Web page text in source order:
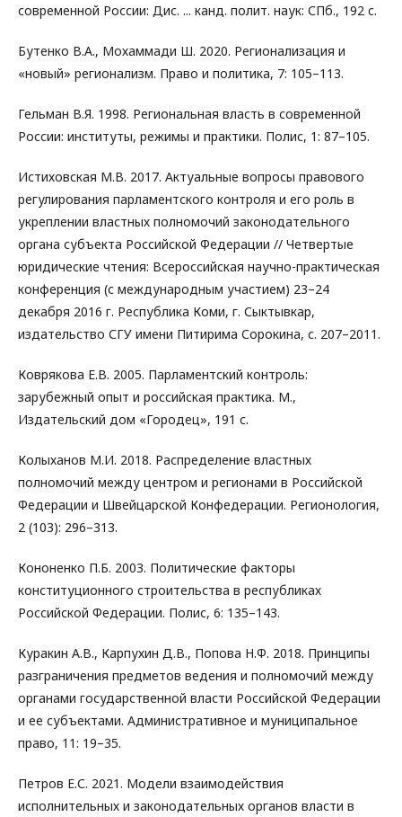
современной России: Дис. ... канд. полит. наук: СПб., 192 c.
Бутенко В.А., Мохаммади Ш. 2020. Регионализация и
«новый» регионализм. Право и политика, 7: 105–113.
Гельман В.Я. 1998. Региональная власть в современной
России: институты, режимы и практики. Полис, 1: 87–105.
Истиховская М.В. 2017. Актуальные вопросы правового
регулирования парламентского контроля и его роль в
укреплении властных полномочий законодательного
органа субъекта Российской Федерации // Четвертые
юридические чтения: Всероссийская научно-практическая
конференция (с международным участием) 23–24
декабря 2016 г. Республика Коми, г. Сыктывкар,
издательство СГУ имени Питирима Сорокина, с. 207–2011.
Коврякова Е.В. 2005. Парламентский контроль:
зарубежный опыт и российская практика. М.,
Издательский дом «Городец», 191 с.
Колыханов М.И. 2018. Распределение властных
полномочий между центром и регионами в Российской
Федерации и Швейцарской Конфедерации. Регионология,
2 (103): 296–313.
Кононенко П.Б. 2003. Политические факторы
конституционного строительства в республиках
Российской Федерации. Полис, 6: 135–143.
Куракин А.В., Карпухин Д.В., Попова Н.Ф. 2018. Принципы
разграничения предметов ведения и полномочий между
органами государственной власти Российской Федерации
и ее субъектами. Административное и муниципальное
право, 11: 19–35.
Петров Е.С. 2021. Модели взаимодействия
исполнительных и законодательных органов власти в